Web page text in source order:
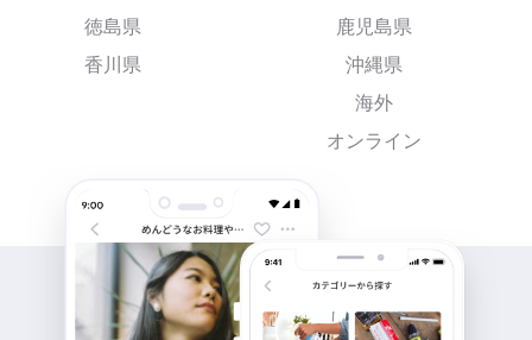
徳島県
香川県
鹿児島県
沖縄県
海外
オンライン